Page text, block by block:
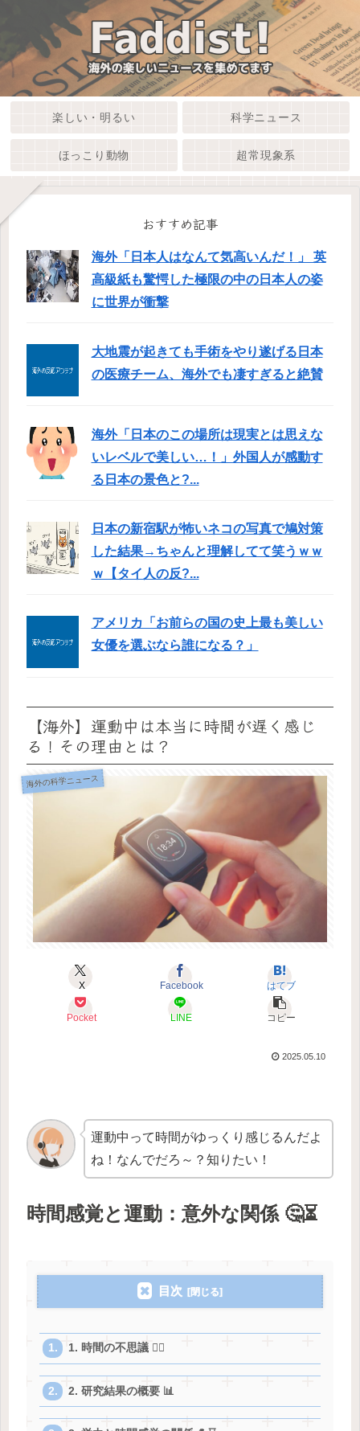
楽しい・明るい 科学ニュース
ほっこり動物 超常現象系
おすすめ記事
海外「日本人はなんて気高いんだ！」 英
高級紙も驚愕した極限の中の日本人の姿
に世界が衝撃
大地震が起きても手術をやり遂げる日本
の医療チーム、海外でも凄すぎると絶賛
海外「日本のこの場所は現実とは思えな
いレベルで美しい…！」外国人が感動す
る日本の景色と?...
日本の新宿駅が怖いネコの写真で鳩対策
した結果→ちゃんと理解してて笑うｗｗ
ｗ【タイ人の反?...
アメリカ「お前らの国の史上最も美しい
女優を選ぶなら誰になる？」
【海外】運動中は本当に時間が遅く感じ
る！その理由とは？
海外の科学ニュース
X Facebook はてブ
Pocket LINE コピー
2025.05.10
運動中って時間がゆっくり感じるんだよ
ね！なんでだろ～？知りたい！
時間感覚と運動：意外な関係 🤔⏳
目次
1. 時間の不思議 🤷‍♀️
2. 研究結果の概要 📊